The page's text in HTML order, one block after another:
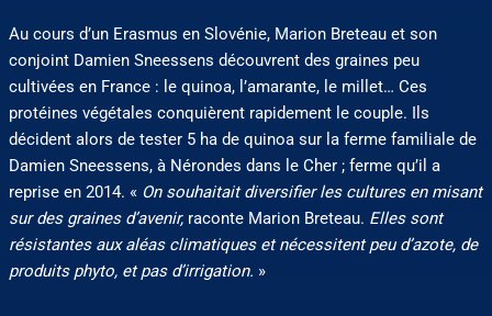
Au cours d’un Erasmus en Slovénie, Marion Breteau et son
conjoint Damien Sneessens découvrent des graines peu
cultivées en France : le quinoa, l’amarante, le millet… Ces
protéines végétales conquièrent rapidement le couple. Ils
décident alors de tester 5 ha de quinoa sur la ferme familiale de
Damien Sneessens, à Nérondes dans le Cher ; ferme qu’il a
reprise en 2014. « On souhaitait diversifier les cultures en misant
sur des graines d’avenir,raconte Marion Breteau. Elles sont
résistantes aux aléas climatiques et nécessitent peu d’azote, de
produits phyto, et pas d’irrigation. »